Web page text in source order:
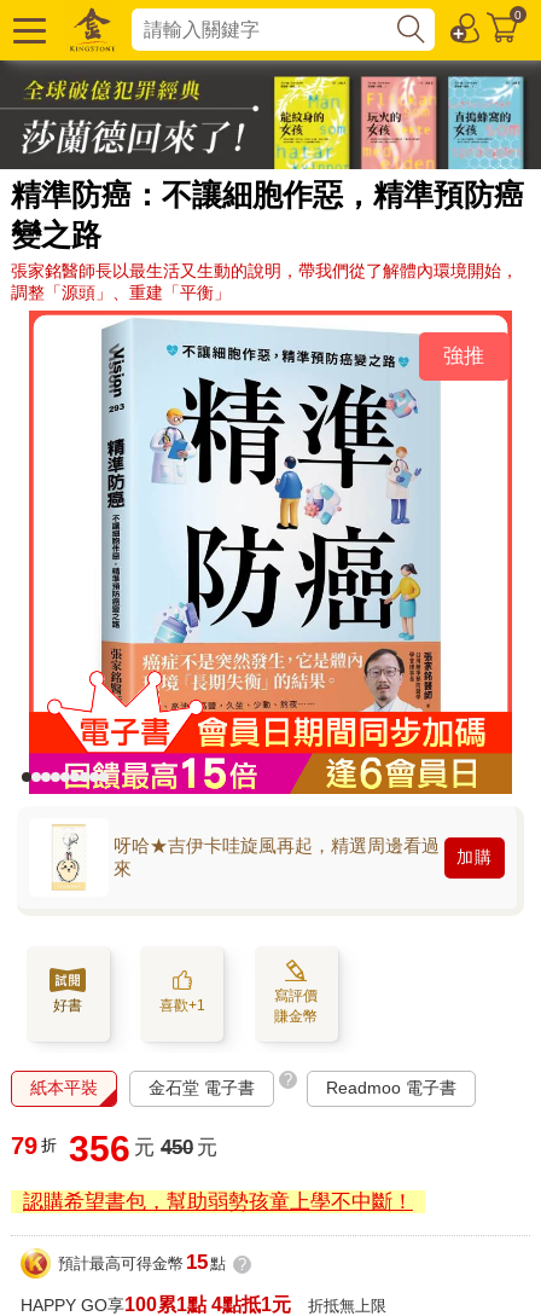
0
精準防癌：不讓細胞作惡，精準預防癌
變之路
張家銘醫師長以最生活又生動的說明，帶我們從了解體內環境開始，
調整「源頭」、重建「平衡」
強推
呀哈★吉伊卡哇旋風再起，精選周邊看過
來
加購
好書 喜歡+1
寫評價
賺金幣
紙本平裝 金石堂 電子書 ? Readmoo 電子書
79 折 356 元 450 元
認購希望書包，幫助弱勢孩童上學不中斷！
預計最高可得金幣 15點 ?
HAPPY GO享100累1點 4點抵1元 折抵無上限